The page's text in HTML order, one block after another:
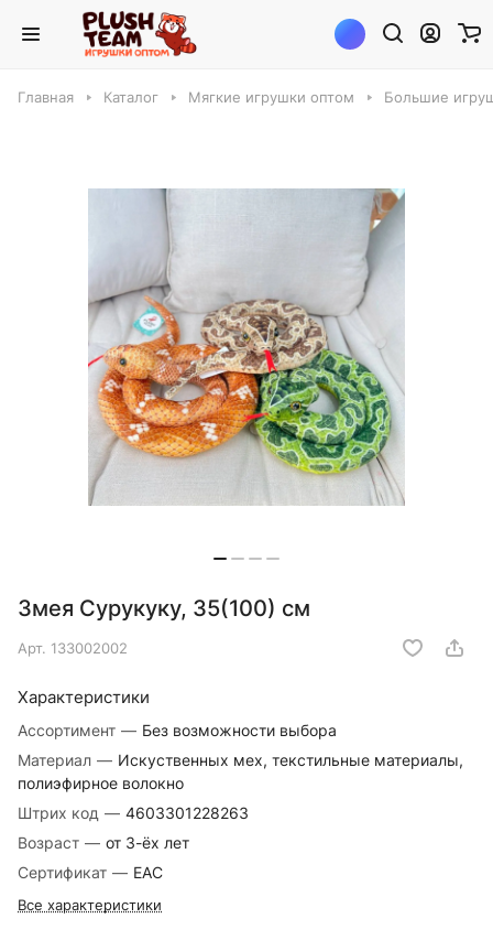
Главная Каталог Мягкие игрушки оптом Большие
Змея Сурукуку, 35(100) см
Арт. 133002002
Характеристики
Ассортимент — Без возможности выбора
Материал — Искуственных мех, текстильные материалы,
полиэфирное волокно
Штрих код — 4603301228263
Возраст — от 3-ёх лет
Сертификат — EAC
Все характеристики